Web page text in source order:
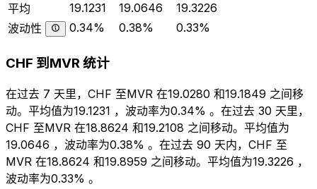
平均
19.1231 19.0646
19.3226
波动性
0.34% 0.38% 0.33%
CHF 到MVR 统计
在过去 7 天里，CHF 至MVR 在19.0280 和19.1849 之间移
动。平均值为19.1231 ，波动率为0.34% 。在过去 30 天里，
CHF 至MVR 在18.8624 和19.2108 之间移动。平均值为
19.0646 ，波动率为0.38% 。在过去 90 天内，CHF 至
MVR 在18.8624 和19.8959 之间移动。平均值为19.3226 ，
波动率为0.33% 。